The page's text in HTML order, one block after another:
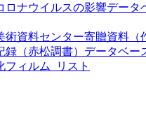
ロナウイルスの影響データ
資料センター寄贈資料（
録（赤松調書）データベー
ィルム_リスト